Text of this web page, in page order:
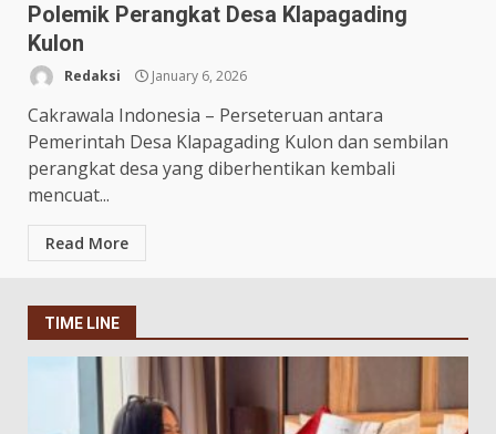
Polemik Perangkat Desa Klapagading
Kulon
Redaksi January 6, 2026
Cakrawala Indonesia – Perseteruan antara
Pemerintah Desa Klapagading Kulon dan sembilan
perangkat desa yang diberhentikan kembali
mencuat...
Read More
TIME LINE